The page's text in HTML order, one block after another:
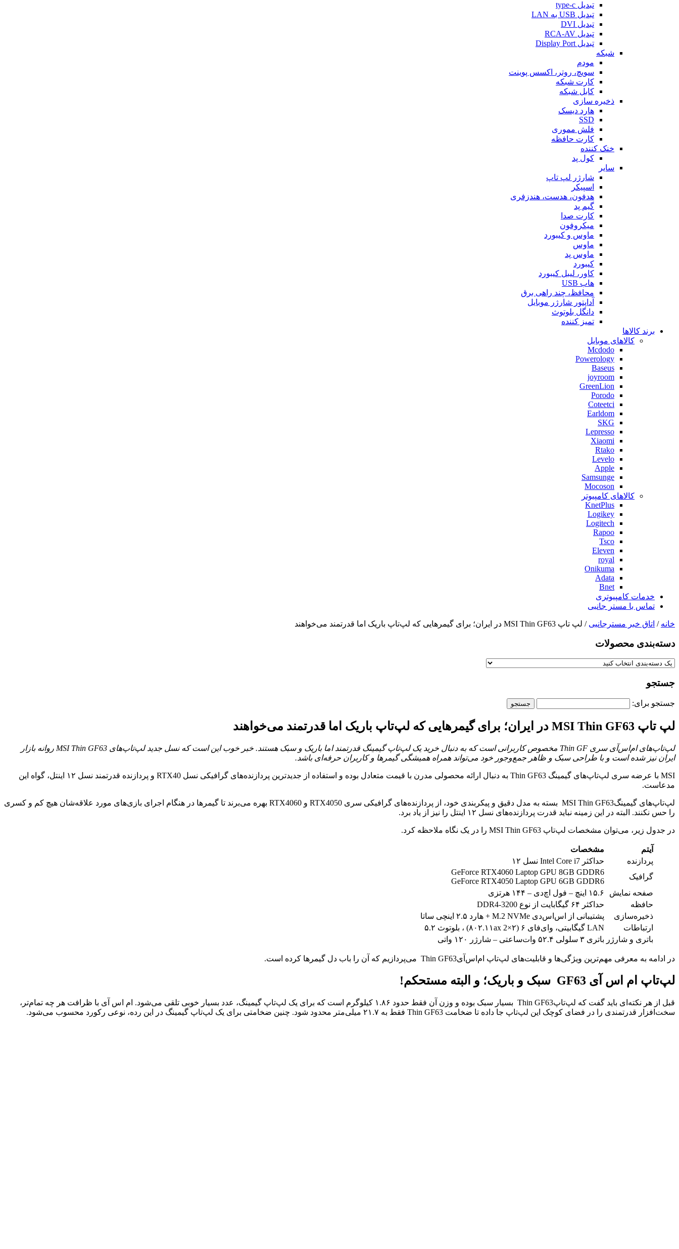
تبدیل type-c
تبدیل USB به LAN
تبدیل DVI
تبدیل RCA-AV
تبدیل Display Port
شبکه
مودم
سویچ، روتر، اکسس پوینت
کارت شبکه
کابل شبکه
ذخیره سازی
هارد دیسک
SSD
فلش مموری
کارت حافظه
خنک کننده
کول پد
سایر
شارژر لپ تاپ
اسپیکر
هدفون، هدست، هندزفری
گیم پد
کارت صدا
میکروفون
ماوس و کیبورد
ماوس
ماوس پد
کیبورد
کاور، لیبل کیبورد
هاب USB
محافظ، چند راهی برق
آداپتور شارژر موبایل
دانگل بلوتوث
تمیز کننده
برند کالاها
کالاهای موبایل
Mcdodo
Powerology
Baseus
joyroom
GreenLion
Porodo
Coteetci
Earldom
SKG
Lepresso
Xiaomi
Rtako
Levelo
Apple
Samsunge
Mocoson
کالاهای کامپیوتر
KnetPlus
Logikey
Logitech
Rapoo
Tsco
Eleven
royal
Onikuma
Adata
Bnet
خدمات کامپیوتری
تماس با مستر جانبی
خانه / اتاق خبر مسترجانبی / لپ تاپ MSI Thin GF63 در ایران؛ برای گیمرهایی که لپ‌تاپ باریک اما قدرتمند می‌خواهند
دسته‌بندی‌ محصولات
جستجو
جستجو برای:
لپ تاپ MSI Thin GF63 در ایران؛ برای گیمرهایی که لپ‌تاپ باریک اما قدرتمند می‌خواهند
لپ‌تاپ‌های ام‌اس‌آی سری Thin GF مخصوص کاربرانی است که به دنبال خرید یک لپ‌تاپ گیمینگ قدرتمند اما باریک و سبک هستند. خبر خوب این است که نسل جدید لپ‌تاپ‌های MSI Thin GF63 روانه بازار
ایران نیز شده است و با طراحی سبک و ظاهر جمع‌و‌جور خود می‌تواند همراه همیشگی گیمرها و کاربران حرفه‌ای باشد.
MSI با عرضه سری لپ‌تاپ‌های گیمینگ Thin GF63 به دنبال ارائه محصولی مدرن با قیمت متعادل بوده و استفاده از جدیدترین پردازنده‌های گرافیکی نسل RTX40 و پردازنده قدرتمند نسل ۱۲ اینتل، گواه این
مدعاست.
لپ‌تاپ‌های گیمینگMSI Thin GF63 بسته به مدل دقیق و پیکربندی خود، از پردازنده‌های گرافیکی سری RTX4050 و RTX4060 بهره می‌برند تا گیمرها در هنگام اجرای بازی‌های مورد علاقه‌شان هیچ کم و کسری
را حس نکنند. البته در این زمینه نباید قدرت پردازنده‌های نسل ۱۲ اینتل را نیز از یاد برد.
در جدول زیر، می‌توان مشخصات لپ‌تاپ MSI Thin GF63 را در یک نگاه ملاحظه کرد.
آیتم
مشخصات
پردازنده
حداکثر Intel Core i7 نسل ۱۲
گرافیک
GeForce RTX4060 Laptop GPU 8GB GDDR6
GeForce RTX4050 Laptop GPU 6GB GDDR6
صفحه نمایش
۱۵.۶ اینچ – فول اچ‌دی – ۱۴۴ هرتزی
حافظه
حداکثر ۶۴ گیگابایت از نوع DDR4-3200
ذخیره‌سازی
پشتیبانی از اس‌اس‌دی M.2 NVMe + هارد ۲.۵ اینچی ساتا
ارتباطات
LAN‌ گیگابیتی، وای‌فای ۶ (۸۰۲.۱۱ax 2×۲) ، بلوتوث ۵.۲
باتری و شارژر باتری ۳ سلولی ۵۲.۴ وات‌ساعتی – شارژر ۱۲۰ واتی
در ادامه به معرفی مهم‌ترین ویژگی‌ها و قابلیت‌های لپ‌تاپ ام‌اس‌آیThin GF63 می‌پردازیم که آن را باب دل گیمرها کرده است.
لپ‌تاپ‌ ام اس آی GF63 سبک و باریک؛ و البته مستحکم!
قبل از هر نکته‌ای باید گفت که لپ‌تاپThin GF63 بسیار سبک بوده و وزن آن فقط حدود ۱.۸۶ کیلوگرم است که برای یک لپ‌تاپ گیمینگ، عدد بسیار خوبی تلقی می‌شود. ام اس آی با ظرافت هر چه تمام‌تر،
سخت‌افزار قدرتمندی را در فضای کوچک این لپ‌تاپ جا داده تا ضخامت Thin GF63 فقط به ۲۱.۷ میلی‌متر محدود شود. چنین ضخامتی برای یک لپ‌تاپ گیمینگ در این رده، نوعی رکورد محسوب می‌شود.